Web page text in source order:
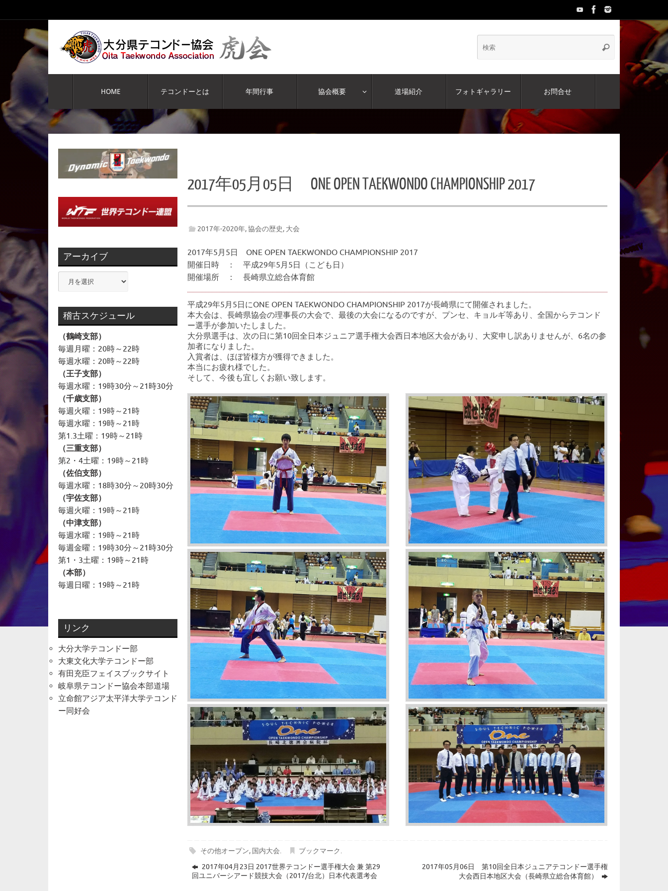
ン
キ
ッ
プ
検
索:
検
コ
ン
テ
ン
ツ
へ
ス
キ
ッ
プ
HOME テコンドーとは 年間行事 協会概要 道場紹介 フォトギャラリー お問合せ
2017年05月05日 ONE OPEN TAEKWONDO CHAMPIONSHIP 2017
2017年-2020年,協会の歴史, 大会
2017年5月5日 ONE OPEN TAEKWONDO CHAMPIONSHIP 2017
開催日時 ： 平成29年5月5日（こども日）
開催場所 ： 長崎県立総合体育館
平成29年5月5日にONE OPEN TAEKWONDO CHAMPIONSHIP 2017が長崎県にて開催されました。
本大会は、長崎県協会の理事長の大会で、最後の大会になるのですが、プンセ、キョルギ等あり、全国からテコンド
ー選手が参加いたしました。
大分県選手は、次の日に第10回全日本ジュニア選手権大会西日本地区大会があり、大変申し訳ありませんが、6名の参
加者になりました。
入賞者は、ほぼ皆様方が獲得できました。
本当にお疲れ様でした。
そして、今後も宜しくお願い致します。
その他オープン, 国内大会. ブックマーク.
2017年04月23日 2017世界テコンドー選手権大会 兼 第29
回ユニバーシアード競技大会（2017/台北）日本代表選考会
2017年05月06日 第10回全日本ジュニアテコンドー選手権
大会西日本地区大会（長崎県立総合体育館）
アーカイブ
ー
イ
ブ
稽古スケジュール
（鶴崎支部）
毎週月曜：20時～22時
毎週水曜：20時～22時
（王子支部）
毎週水曜：19時30分～21時30分
（千歳支部）
毎週火曜：19時～21時
毎週水曜：19時～21時
第1.3土曜：19時～21時
（三重支部）
第2・4土曜：19時～21時
（佐伯支部）
毎週水曜：18時30分～20時30分
（宇佐支部）
毎週火曜：19時～21時
（中津支部）
毎週水曜：19時～21時
毎週金曜：19時30分～21時30分
第1・3土曜：19時～21時
（本部）
毎週日曜：19時～21時
リンク
大分大学テコンドー部
大東文化大学テコンドー部
有田充臣フェイスブックサイト
岐阜県テコンドー協会本部道場
立命館アジア太平洋大学テコンド
ー同好会